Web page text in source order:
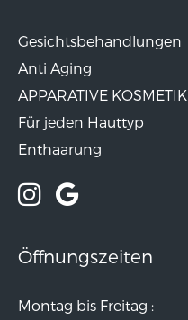
Gesichtsbehandlungen
Anti Aging
APPARATIVE KOSMETIK
Für jeden Hauttyp
Enthaarung
Öffnungszeiten
Montag bis Freitag :